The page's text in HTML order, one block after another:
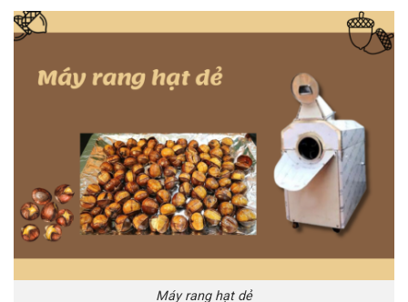
Máy rang hạt dẻ